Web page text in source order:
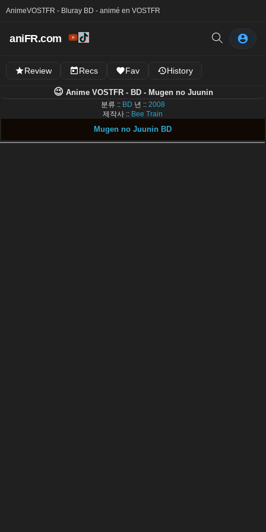
AnimeVOSTFR - Bluray BD - animé en VOSTFR
aniFR.com
Review Recs Fav History
😉 Anime VOSTFR - BD - Mugen no Juunin
분류 :: BD 년 :: 2008
제작사 :: Bee Train
Mugen no Juunin BD